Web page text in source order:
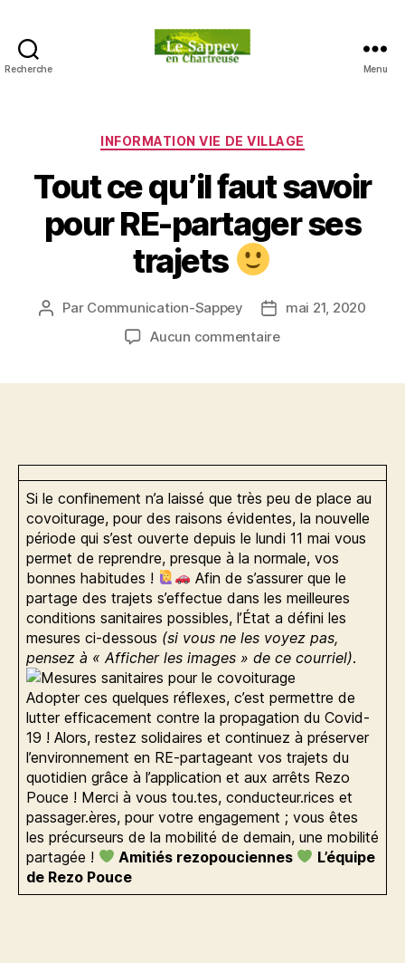
Recherche
en
Chartreuse
Menu
Catégories
INFORMATION VIE DE VILLAGE
Tout ce qu’il faut savoir
pour RE-partager ses
trajets
Auteur
Par Communication-Sappey
Datemai 21, 2020
Aucun commentairesur
partager
ses
trajets
Si le confinement n’a laissé que très peu de place au
covoiturage, pour des raisons évidentes, la nouvelle
période qui s’est ouverte depuis le lundi 11 mai vous
permet de reprendre, presque à la normale, vos
bonnes habitudes !
Afin de s’assurer que le
partage des trajets s’effectue dans les meilleures
conditions sanitaires possibles, l’État a défini les
mesures ci-dessous (si vous ne les voyez pas,
pensez à « Afficher les images » de ce courriel).
Adopter ces quelques réflexes, c’est permettre de
lutter efficacement contre la propagation du Covid-
19 ! Alors, restez solidaires et continuez à préserver
l’environnement en RE-partageant vos trajets du
quotidien grâce à l’application et aux arrêts Rezo
Pouce ! Merci à vous tou.tes, conducteur.rices et
passager.ères, pour votre engagement ; vous êtes
les précurseurs de la mobilité de demain, une mobilité
partagée !
Amitiés rezopouciennes
L’équipe
de Rezo Pouce